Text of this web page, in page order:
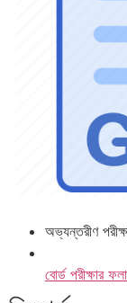
অভ্যন্তরীণ
বোর্ড পরীক্ষার